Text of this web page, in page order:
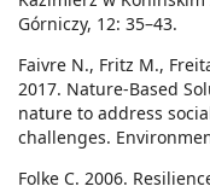
Górniczy, 12: 35–43.
Faivre N., Fritz M.,
2017. Nature-Based
nature to address
challenges.
Folke C. 2006.